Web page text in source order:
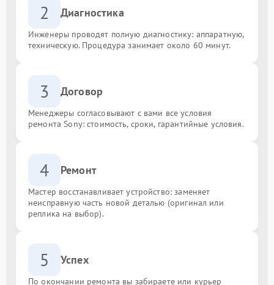
2 Диагностика
Инженеры проводят полную диагностику: аппаратную,
техническую. Процедура занимает около 60 минут.
3 Договор
Менеджеры согласовывают с вами все условия
ремонта Sony: стоимость, сроки, гарантийные условия.
4 Ремонт
Мастер восстанавливает устройство: заменяет
неисправную часть новой деталью (оригинал или
реплика на выбор).
5 Успех
По окончании ремонта вы забираете или курьер